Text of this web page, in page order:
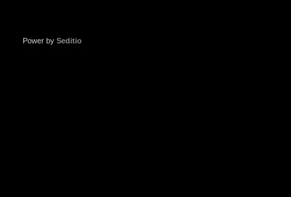
Power by Seditio